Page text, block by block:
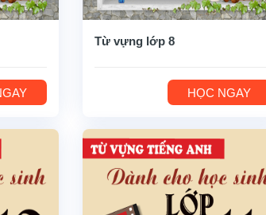
Từ vựng lớp 8
HỌC NGAY